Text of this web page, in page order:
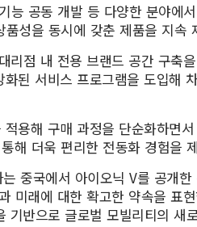
능 공동 개발 등 다양한 분야에
성을 동시에 갖춘 제품을 지속
리점 내 전용 브랜드 공간 구축
된 서비스 프로그램을 도입해
용해 구매 과정을 단순화하면
해 더욱 편리한 전동화 경험을
중국에서 아이오닉 V를 공개
미래에 대한 확고한 약속을 표
반으로 글로벌 모빌리티의 새